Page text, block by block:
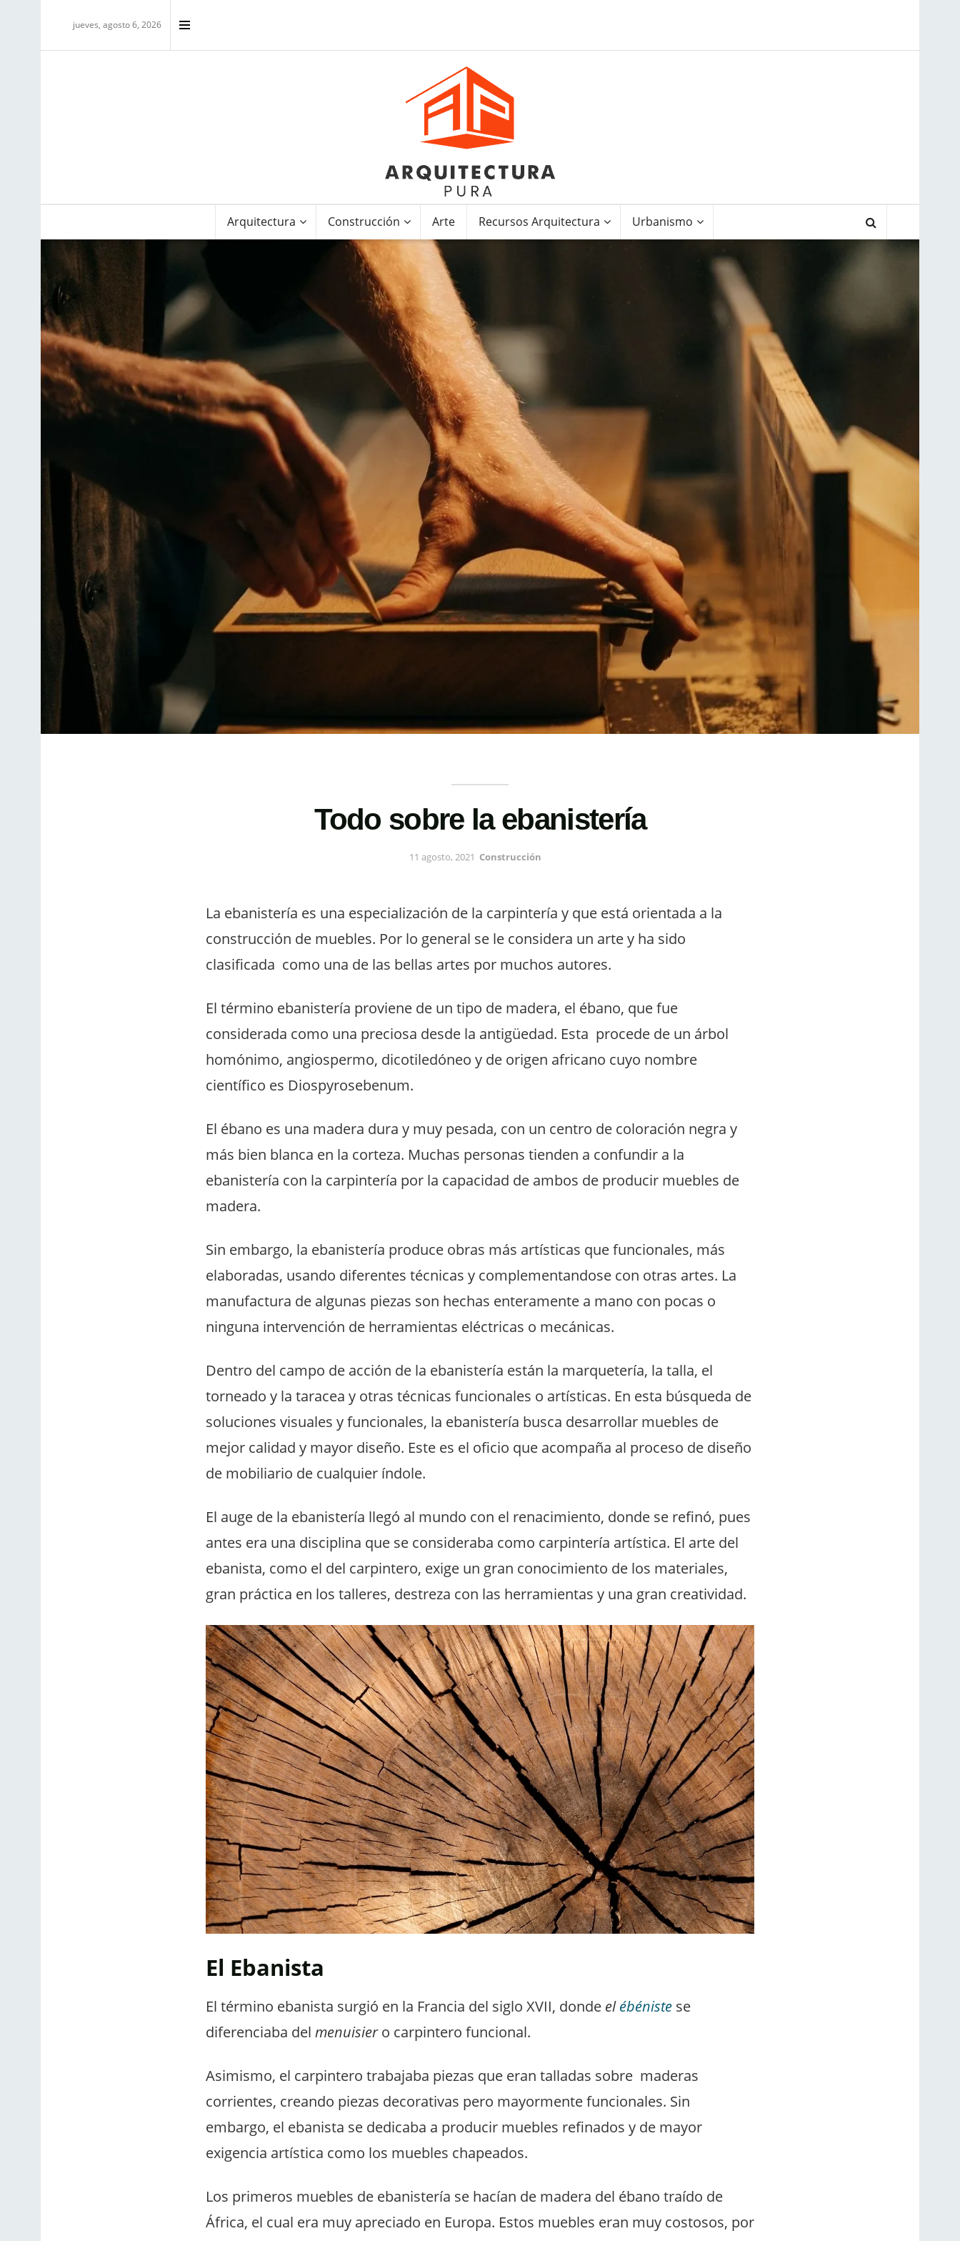
jueves, agosto 6, 2026
Arquitectura Construcción Arte Recursos Arquitectura Urbanismo
Todo sobre la ebanistería
11 agosto, 2021 Construcción
La ebanistería es una especialización de la carpintería y que está orientada a la
construcción de muebles. Por lo general se le considera un arte y ha sido
clasificada como una de las bellas artes por muchos autores.
El término ebanistería proviene de un tipo de madera, el ébano, que fue
considerada como una preciosa desde la antigüedad. Esta procede de un árbol
homónimo, angiospermo, dicotiledóneo y de origen africano cuyo nombre
científico es Diospyrosebenum.
El ébano es una madera dura y muy pesada, con un centro de coloración negra y
más bien blanca en la corteza. Muchas personas tienden a confundir a la
ebanistería con la carpintería por la capacidad de ambos de producir muebles de
madera.
Sin embargo, la ebanistería produce obras más artísticas que funcionales, más
elaboradas, usando diferentes técnicas y complementandose con otras artes. La
manufactura de algunas piezas son hechas enteramente a mano con pocas o
ninguna intervención de herramientas eléctricas o mecánicas.
Dentro del campo de acción de la ebanistería están la marquetería, la talla, el
torneado y la taracea y otras técnicas funcionales o artísticas. En esta búsqueda de
soluciones visuales y funcionales, la ebanistería busca desarrollar muebles de
mejor calidad y mayor diseño. Este es el oficio que acompaña al proceso de diseño
de mobiliario de cualquier índole.
El auge de la ebanistería llegó al mundo con el renacimiento, donde se refinó, pues
antes era una disciplina que se consideraba como carpintería artística. El arte del
ebanista, como el del carpintero, exige un gran conocimiento de los materiales,
gran práctica en los talleres, destreza con las herramientas y una gran creatividad.
El Ebanista
El término ebanista surgió en la Francia del siglo XVII, donde elébéniste se
diferenciaba del menuisiero carpintero funcional.
Asimismo, el carpintero trabajaba piezas que eran talladas sobre maderas
corrientes, creando piezas decorativas pero mayormente funcionales. Sin
embargo, el ebanista se dedicaba a producir muebles refinados y de mayor
exigencia artística como los muebles chapeados.
Los primeros muebles de ebanistería se hacían de madera del ébano traído de
África, el cual era muy apreciado en Europa. Estos muebles eran muy costosos, por